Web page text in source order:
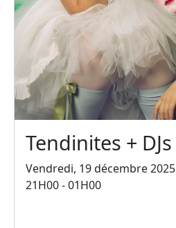
Tendinites + DJs
Vendredi, 19 décembre 2025
21H00 - 01H00